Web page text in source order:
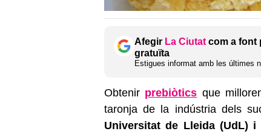
Afegir La Ciutat com a font
gratuïta
Estigues informat amb les últimes
Obtenir prebiòtics que
taronja de la indústria dels
Universitat de Lleida (UdL)